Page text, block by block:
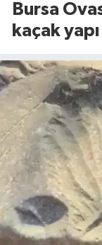
Bursa
kaçak